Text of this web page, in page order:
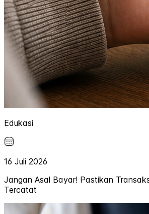
Edukasi
16 Juli 2026
Jangan Asal Bayar! Pastikan
Tercatat